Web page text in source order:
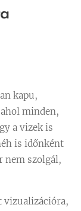
kapu,
minden,
a vizek is
is időnként
nem szolgál,
vizualizációra,